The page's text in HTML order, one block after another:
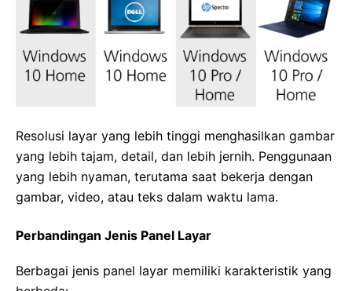
Resolusi layar yang lebih tinggi menghasilkan gambar
yang lebih tajam, detail, dan lebih jernih. Penggunaan
yang lebih nyaman, terutama saat bekerja dengan
gambar, video, atau teks dalam waktu lama.
Perbandingan Jenis Panel Layar
Berbagai jenis panel layar memiliki karakteristik yang